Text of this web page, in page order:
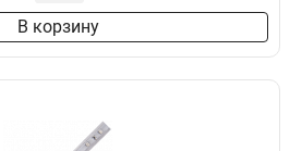
В корзину